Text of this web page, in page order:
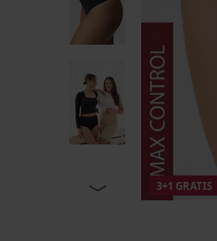
3+1 GRATIS